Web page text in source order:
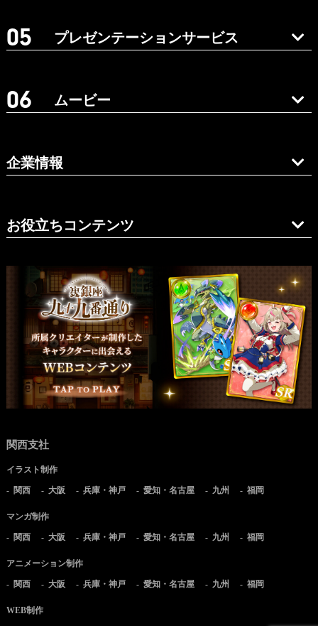
プレゼンテーションサービス
ムービー
企業情報
お役立ちコンテンツ
関西支社
イラスト制作
関西 大阪 兵庫・神戸 愛知・名古屋 九州 福岡
マンガ制作
関西 大阪 兵庫・神戸 愛知・名古屋 九州 福岡
アニメーション制作
関西 大阪 兵庫・神戸 愛知・名古屋 九州 福岡
WEB制作